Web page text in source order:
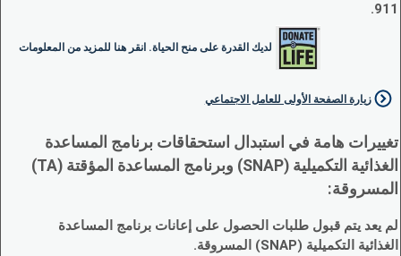
911.
لديك القدرة على منح الحياة. انقر هنا للمزيد من المعلومات
زيارة الصفحة الأولى للعامل الاجتماعي
تغييرات هامة في استبدال استحقاقات برنامج المساعدة
الغذائية التكميلية (SNAP) وبرنامج المساعدة المؤقتة (TA)
المسروقة:
لم يعد يتم قبول طلبات الحصول على إعانات برنامج المساعدة
الغذائية التكميلية (SNAP) المسروقة.